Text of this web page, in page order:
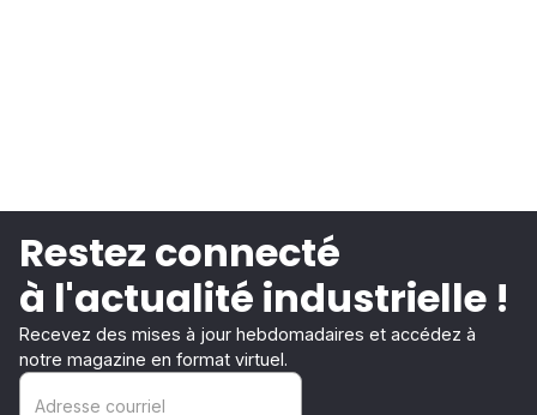
Restez connecté
à l'actualité industrielle !
Recevez des mises à jour hebdomadaires et accédez à
notre magazine en format virtuel.